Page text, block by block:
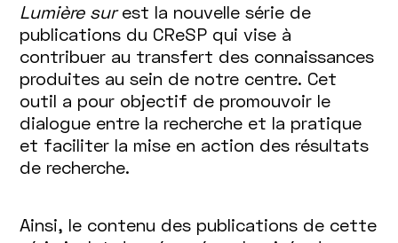
Lumière surest la nouvelle série de
publications du CReSP qui vise à
contribuer au transfert des connaissances
produites au sein de notre centre. Cet
outil a pour objectif de promouvoir le
dialogue entre la recherche et la pratique
et faciliter la mise en action des résultats
de recherche.
Ainsi, le contenu des publications de cette